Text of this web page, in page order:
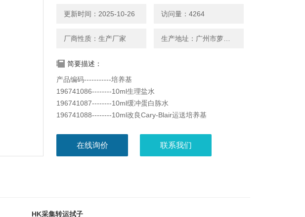
更新时间：2025-10-26 访问量：4264
厂商性质：生产厂家
简要描述：
产品编码-----------培养基
196741086--------10ml生理盐水
196741087--------10ml缓冲蛋白胨水
196741088--------10ml改良Cary-Blair运送培养基
在线询价 联系我们
HK采集转运拭子